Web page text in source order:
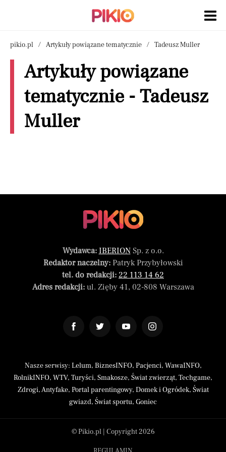
pikio.pl Artykuły powiązane tematycznie Tadeusz Muller
Artykuły powiązane
tematycznie - Tadeusz
Muller
Wydawca: IBERIONSp. z o.o.
Redaktor naczelny:Patryk Przybyłowski
tel. do redakcji: 22 113 14 62
Adres redakcji:ul. Zięby 41, 02-808 Warszawa
Nasze serwisy: Lelum, BiznesINFO, Pacjenci, WawaINFO,
RolnikINFO, WTV, Turyści, Smakosze, Świat zwierząt, Techgame,
Zdrogi,Antyfake, Portal parentingowy, Domek i Ogródek, Świat
gwiazd, Świat sportu, Goniec
© Pikio.pl | Copyright 2026